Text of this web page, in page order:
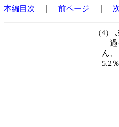
本編目次 前ページ
（4）
ん
5.2